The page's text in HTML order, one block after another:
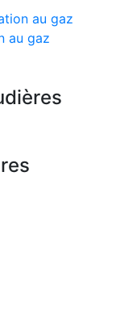
au gaz
au gaz